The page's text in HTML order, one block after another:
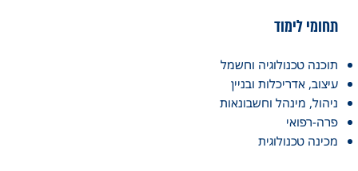
תחומי לימוד
תוכנה טכנולוגיה וחשמל
עיצוב, אדריכלות ובניין
ניהול, מינהל וחשבונאות
פרה-רפואי
מכינה טכנולוגית